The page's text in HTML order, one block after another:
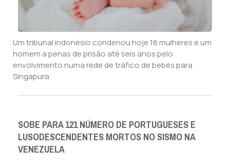
Um tribunal indonésio condenou hoje 18 mulheres e um
homem a penas de prisão até seis anos pelo
envolvimento numa rede de tráfico de bebés para
Singapura.
SOBE PARA 121 NÚMERO DE PORTUGUESES E
LUSODESCENDENTES MORTOS NO SISMO NA
VENEZUELA